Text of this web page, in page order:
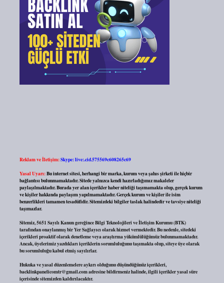
Reklam ve İletişim:Skype: live:.cid.575569c608265c69
Yasal Uyarı:Bu internet sitesi, herhangi bir marka, kurum veya şahıs şirketi ile hiçbir
bağlantısı bulunmamaktadır. Sitede yalnızca kendi hazırladığımız makaleler
paylaşılmaktadır. Burada yer alan içerikler haber niteliği taşımamakta olup, gerçek kurum
ve kişiler hakkında paylaşım yapılmamaktadır. Gerçek kurum ve kişiler ile isim
benzerlikleri tamamen tesadüfidir. Sitemizdeki bilgiler taslak halindedir ve tavsiye niteliği
taşımazlar.
Sitemiz, 5651 Sayılı Kanun gereğince Bilgi Teknolojileri ve İletişim Kurumu (BTK)
tarafından onaylanmış bir Yer Sağlayıcı olarak hizmet vermektedir. Bu nedenle, sitedeki
içerikleri proaktif olarak denetleme veya araştırma yükümlülüğümüz bulunmamaktadır.
Ancak, üyelerimiz yazdıkları içeriklerin sorumluluğunu taşımakta olup, siteye üye olarak
bu sorumluluğu kabul etmiş sayılırlar.
Hukuka ve yasal düzenlemelere aykırı olduğunu düşündüğünüz içerikleri,
backlinkpanelicomtr@gmail.comadresine bildirmeniz halinde, ilgili içerikler yasal süre
içerisinde sitemizden kaldırılacaktır.